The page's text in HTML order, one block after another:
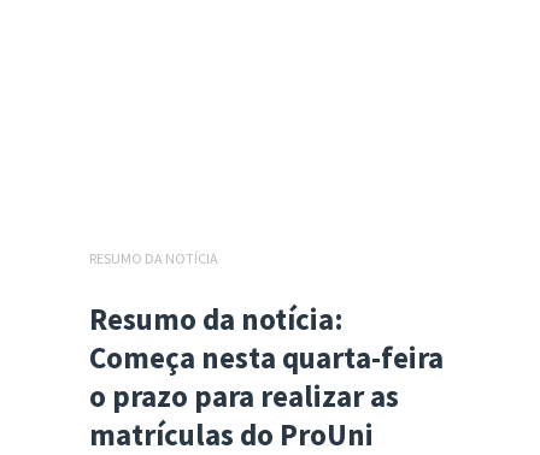
RESUMO DA NOTÍCIA
Resumo da notícia:
Começa nesta quarta-feira
o prazo para realizar as
matrículas do ProUni